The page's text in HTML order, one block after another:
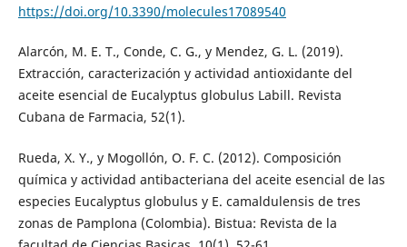
https://doi.org/10.3390/molecules17089540
Alarcón, M. E. T., Conde, C. G., y Mendez, G. L. (2019).
Extracción, caracterización y actividad antioxidante del
aceite esencial de Eucalyptus globulus Labill. Revista
Cubana de Farmacia, 52(1).
Rueda, X. Y., y Mogollón, O. F. C. (2012). Composición
química y actividad antibacteriana del aceite esencial de las
especies Eucalyptus globulus y E. camaldulensis de tres
zonas de Pamplona (Colombia). Bistua: Revista de la